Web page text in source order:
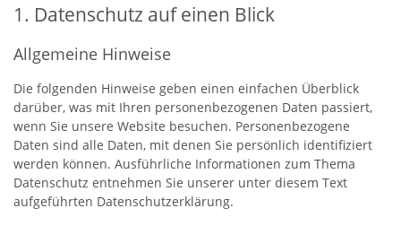
1. Datenschutz auf einen Blick
Allgemeine Hinweise
Die folgenden Hinweise geben einen einfachen Überblick
darüber, was mit Ihren personenbezogenen Daten passiert,
wenn Sie unsere Website besuchen. Personenbezogene
Daten sind alle Daten, mit denen Sie persönlich identifiziert
werden können. Ausführliche Informationen zum Thema
Datenschutz entnehmen Sie unserer unter diesem Text
aufgeführten Datenschutzerklärung.